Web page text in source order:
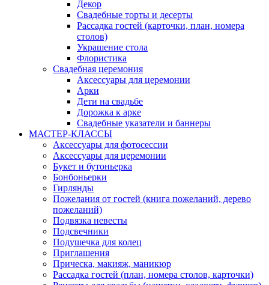
Декор
Свадебные торты и десерты
Рассадка гостей (карточки, план, номера
столов)
Украшение стола
Флористика
Свадебная церемония
Аксессуары для церемонии
Арки
Дети на свадьбе
Дорожка к арке
Свадебные указатели и баннеры
МАСТЕР-КЛАССЫ
Аксессуары для фотосессии
Аксессуары для церемонии
Букет и бутоньерка
Бонбоньерки
Гирлянды
Пожелания от гостей (книга пожеланий, дерево
пожеланий)
Подвязка невесты
Подсвечники
Подушечка для колец
Приглашения
Прическа, макияж, маникюр
Рассадка гостей (план, номера столов, карточки)